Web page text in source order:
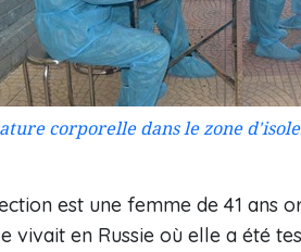
corporelle dans le zone
est une femme de 41 ans
vivait en Russie où elle a été